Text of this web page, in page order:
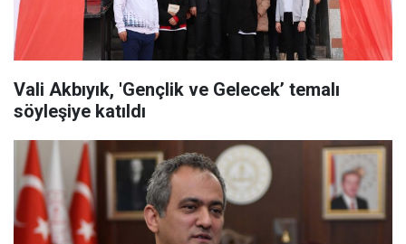
Vali Akbıyık, 'Gençlik ve Gelecek’ temalı
söyleşiye katıldı